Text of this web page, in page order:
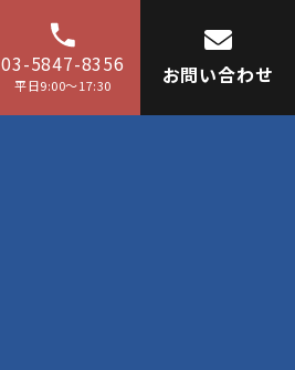
03-5847-8356
平日9:00〜17:30 お問い合わせ